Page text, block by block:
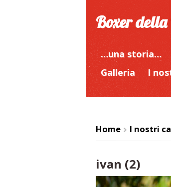
Boxer
…una storia…
Galleria
I
Home
>
I nostri
ivan (2)